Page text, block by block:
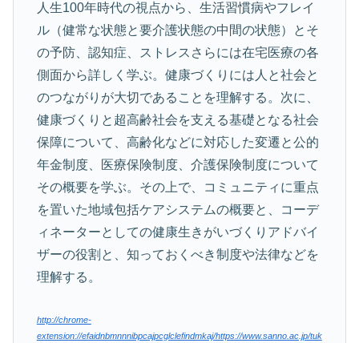
人生100年時代の視点から、生活習慣病やフレイ
ル（健常な状態と要介護状態の中間の状態）とそ
の予防、認知症、ストレスさらには在宅医療の各
側面から詳しく学ぶ。健康づくりには人と社会と
のつながりが大切であることを理解する。次に、
健康づくりと超高齢社会を支える基礎となる社会
保障について、高齢化などに対応した変遷と公的
年金制度、医療保険制度、介護保険制度について
その概要を学ぶ。その上で、コミュニティに重点
を置いた地域包括ケアシステムの概要と、コーデ
ィネーターとしての健康生きがいづくりアドバイ
ザーの役割と、知っておくべき制度や法律などを
理解する。
http://chrome-
extension://efaidnbmnnnibpcajpcglclefindmkaj/https://www.sanno.ac.jp/tuk